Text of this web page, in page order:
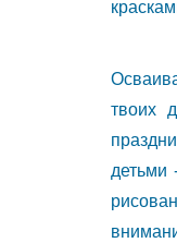
твоих
детьми